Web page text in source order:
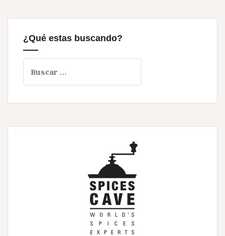
¿Qué estas buscando?